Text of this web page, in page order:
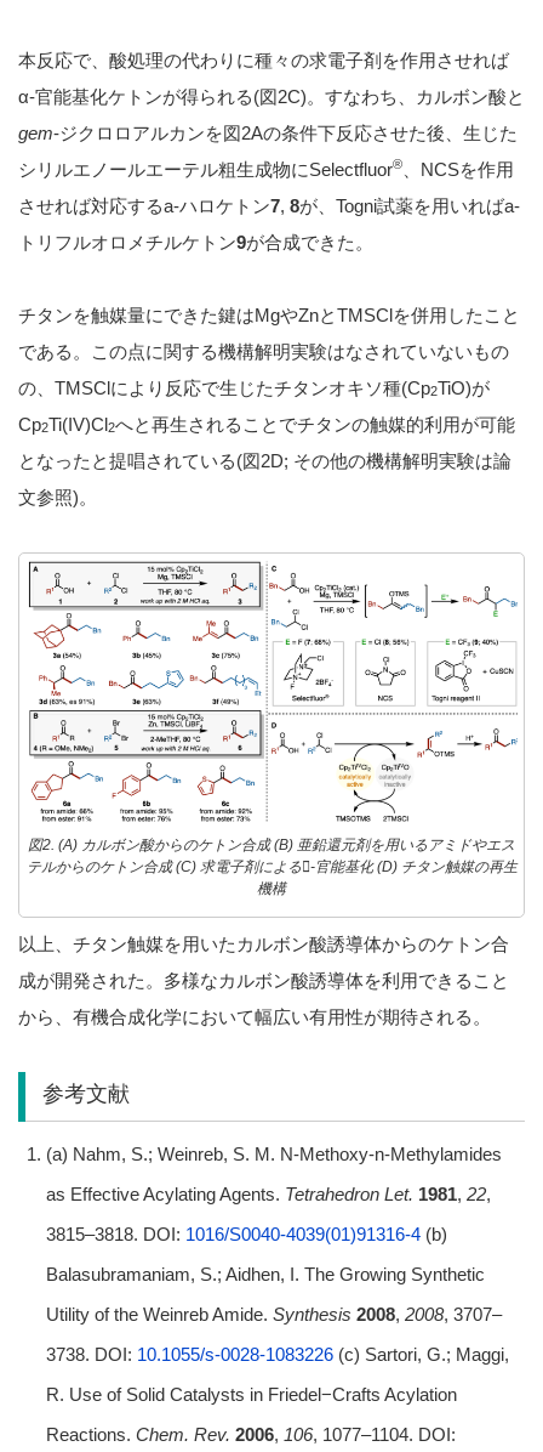
本反応で、酸処理の代わりに種々の求電子剤を作用させれば
α-官能基化ケトンが得られる(図2C)。すなわち、カルボン酸と
gem-ジクロロアルカンを図2Aの条件下反応させた後、生じた
シリルエノールエーテル粗生成物にSelectfluor®
、NCSを作用
させれば対応するa-ハロケトン7, 8が、Togni試薬を用いればa-
トリフルオロメチルケトン9が合成できた。
チタンを触媒量にできた鍵はMgやZnとTMSClを併用したこと
である。この点に関する機構解明実験はなされていないもの
の、TMSClにより反応で生じたチタンオキソ種(Cp2TiO)が
Cp2Ti(IV)Cl2へと再生されることでチタンの触媒的利用が可能
となったと提唱されている(図2D; その他の機構解明実験は論
文参照)。
図2. (A) カルボン酸からのケトン合成 (B) 亜鉛還元剤を用いるアミドやエス
テルからのケトン合成 (C) 求電子剤による-官能基化 (D) チタン触媒の再生
機構
以上、チタン触媒を用いたカルボン酸誘導体からのケトン合
成が開発された。多様なカルボン酸誘導体を利用できること
から、有機合成化学において幅広い有用性が期待される。
参考文献
(a) Nahm, S.; Weinreb, S. M. N-Methoxy-n-Methylamides
as Effective Acylating Agents. Tetrahedron Let. 1981, 22,
3815–3818. DOI: 1016/S0040-4039(01)91316-4(b)
Balasubramaniam, S.; Aidhen, I. The Growing Synthetic
Utility of the Weinreb Amide. Synthesis 2008, 2008, 3707–
3738. DOI: 10.1055/s-0028-1083226(c) Sartori, G.; Maggi,
R. Use of Solid Catalysts in Friedel−Crafts Acylation
Reactions. Chem. Rev. 2006, 106, 1077–1104. DOI: